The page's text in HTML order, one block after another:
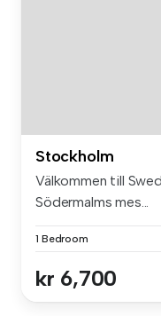
Stockholm
Välkommen till
Södermalms mes...
1 Bedroom
kr 6,700